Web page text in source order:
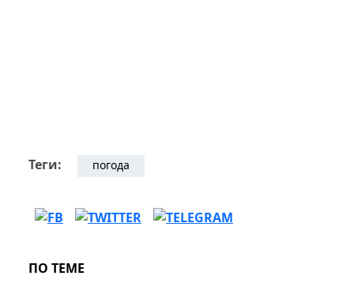
Теги: погода
ПО ТЕМЕ